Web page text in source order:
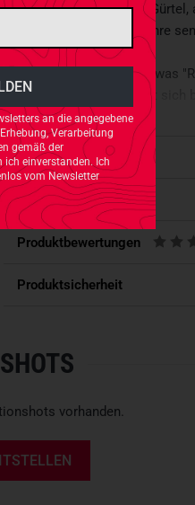
an die angegebene
Verarbeitung
gemäß der
ich einverstanden. Ich
vom Newsletter
bei Bedarf sowohl am
tragen und schützt all Ihre
zeigt Tatonka, was
welche Gefahren es mit sich
- Lässiger Brustbeutel mit
- Aus leistungsstarkem
- Höchster RFID-
CRYPTALLOY
- Integrierte Balgtasche
- Längenverstellbares
- Abschirmung aller
Eigenschaften
Passt dazu
Produktbewertungen
Produktsicherheit
vorhanden.